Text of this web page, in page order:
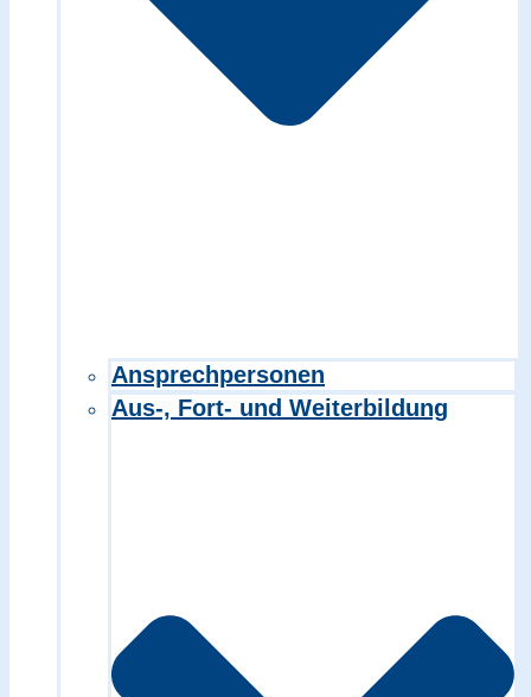
Ansprechpersonen
Aus-, Fort- und Weiterbildung